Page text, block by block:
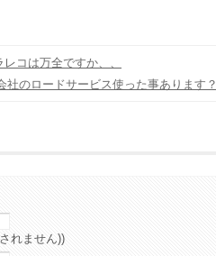
コは万全ですか、、
のロードサービス使った事あります？
れません))